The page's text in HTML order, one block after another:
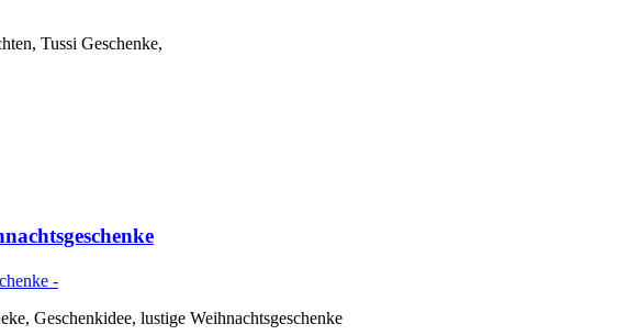
Tussi Geschenke,
Geschenkidee, lustige Weihnachtsgeschenke